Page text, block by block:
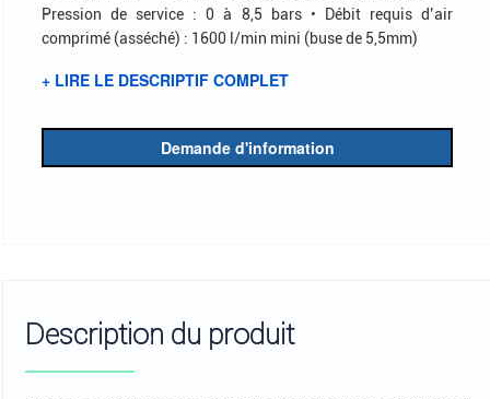
Pression de service : 0 à 8,5 bars • Débit requis d’air
comprimé (asséché) : 1600 l/min mini (buse de 5,5mm)
+ LIRE LE DESCRIPTIF COMPLET
Demande d'information
Description du produit